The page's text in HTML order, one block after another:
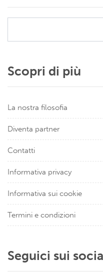
Scopri di più
La nostra filosofia
Diventa partner
Contatti
Informativa privacy
Informativa sui cookie
Termini e condizioni
Seguici sui